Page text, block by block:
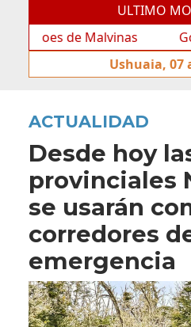
ULTIMO
de Malvinas
Gobierno
Ushuaia, 07
ACTUALIDAD
Desde hoy
provinciales
se usarán
corredores
emergencia